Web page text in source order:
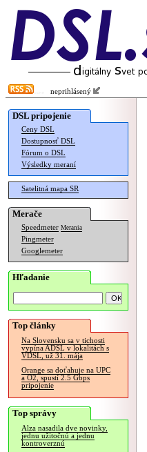
neprihlásený
DSL pripojenie
Ceny DSL
Dostupnosť DSL
Fórum o DSL
Výsledky meraní
Satelitná mapa SR
Merače
Speedmeter Merania
Pingmeter
Googlemeter
Hľadanie
Top články
Na Slovensku sa v tichosti
vypína ADSL v lokalitách s
VDSL, už 31. mája
Orange sa doťahuje na UPC
a O2, spustí 2.5 Gbps
pripojenie
Top správy
Alza nasadila dve novinky,
jednu užitočnú a jednu
kontroverznú